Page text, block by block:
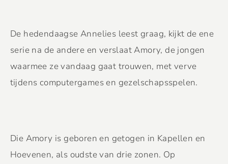
De hedendaagse Annelies leest graag, kijkt de ene
serie na de andere en verslaat Amory, de jongen
waarmee ze vandaag gaat trouwen, met verve
tijdens computergames en gezelschapsspelen.
Die Amory is geboren en getogen in Kapellen en
Hoevenen, als oudste van drie zonen. Op